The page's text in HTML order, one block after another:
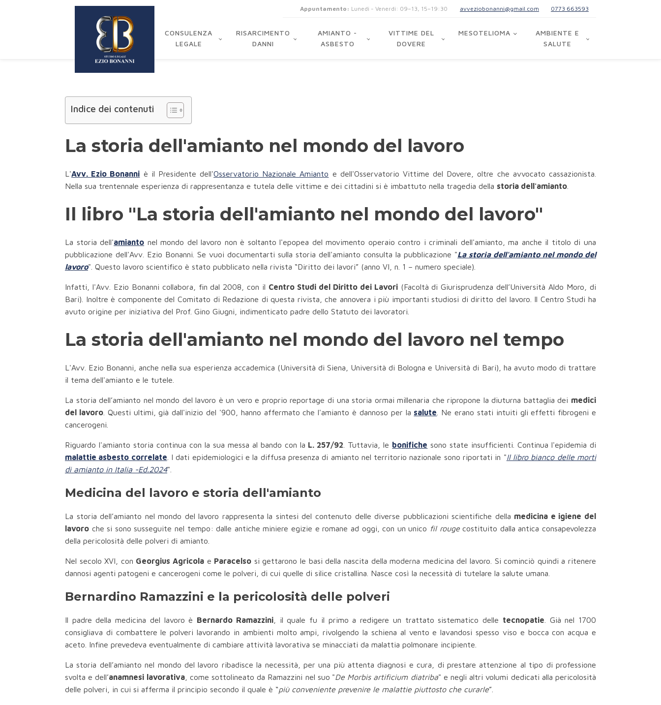
Appuntamento: Lunedi - Venerdi: 09–13, 15–19:30 avveziobonanni@gmail.com 0773 663593
CONSULENZA
LEGALE
RISARCIMENTO
DANNI
AMIANTO -
ASBESTO
VITTIME DEL
DOVERE
MESOTELIOMA
AMBIENTE E
SALUTE
Indice dei contenuti
La storia dell'amianto nel mondo del lavoro
L'Avv. Ezio Bonanni è il Presidente dell'Osservatorio Nazionale Amianto e dell'Osservatorio Vittime del Dovere, oltre che avvocato cassazionista.
Nella sua trentennale esperienza di rappresentanza e tutela delle vittime e dei cittadini si è imbattuto nella tragedia della storia dell'amianto
Il libro "La storia dell'amianto nel mondo del lavoro"
La storia dell'amianto nel mondo del lavoro non è soltanto l'epopea del movimento operaio contro i criminali dell'amianto, ma anche il titolo di una
pubblicazione dell'Avv. Ezio Bonanni. Se vuoi documentarti sulla storia dell'amianto consulta la pubblicazione "La storia dell'amianto nel mondo del
lavoro". Questo lavoro scientifico è stato pubblicato nella rivista “Diritto dei lavori” (anno VI, n. 1 – numero speciale).
Infatti, l'Avv. Ezio Bonanni collabora, fin dal 2008, con il Centro Studi del Diritto dei Lavori(Facoltà di Giurisprudenza dell’Università Aldo Moro, di
Bari). Inoltre è componente del Comitato di Redazione di questa rivista, che annovera i più importanti studiosi di diritto del lavoro. Il Centro Studi ha
avuto origine per iniziativa del Prof. Gino Giugni, indimenticato padre dello Statuto dei lavoratori.
La storia dell'amianto nel mondo del lavoro nel tempo
L'Avv. Ezio Bonanni, anche nella sua esperienza accademica (Università di Siena, Università di Bologna e Università di Bari), ha avuto modo di trattare
il tema dell'amianto e le tutele.
La storia dell’amianto nel mondo del lavoro è un vero e proprio reportage di una storia ormai millenaria che ripropone la diuturna battaglia dei medici
del lavoro. Questi ultimi, già dall'inizio del '900, hanno affermato che l'amianto è dannoso per la salute . Ne erano stati intuiti gli effetti fibrogeni e
cancerogeni.
Riguardo l'amianto storia continua con la sua messa al bando con la L. 257/92 . Tuttavia, le bonifiche sono state insufficienti. Continua l'epidemia di
malattie asbesto correlate . I dati epidemiologici e la diffusa presenza di amianto nel territorio nazionale sono riportati in "Il libro bianco delle morti
di amianto in Italia -Ed.2024".
Medicina del lavoro e storia dell'amianto
La storia dell’amianto nel mondo del lavoro rappresenta la sintesi del contenuto delle diverse pubblicazioni scientifiche della medicina e igiene del
lavoro che si sono susseguite nel tempo: dalle antiche miniere egizie e romane ad oggi, con un unico fil rougecostituito dalla antica consapevolezza
della pericolosità delle polveri di amianto.
Nel secolo XVI, con Georgius Agricola e Paracelso si gettarono le basi della nascita della moderna medicina del lavoro. Si cominciò quindi a ritenere
dannosi agenti patogeni e cancerogeni come le polveri, di cui quelle di silice cristallina. Nasce così la necessità di tutelare la salute umana.
Bernardino Ramazzini e la pericolosità delle polveri
Il padre della medicina del lavoro è Bernardo Ramazzini, il quale fu il primo a redigere un trattato sistematico delle tecnopatie . Già nel 1700
consigliava di combattere le polveri lavorando in ambienti molto ampi, rivolgendo la schiena al vento e lavandosi spesso viso e bocca con acqua e
aceto. Infine prevedeva eventualmente di cambiare attività lavorativa se minacciati da malattia polmonare incipiente.
La storia dell’amianto nel mondo del lavoro ribadisce la necessità, per una più attenta diagnosi e cura, di prestare attenzione al tipo di professione
svolta e dell’anamnesi lavorativa, come sottolineato da Ramazzini nel suo "De Morbis artificium diatriba" e negli altri volumi dedicati alla pericolosità
delle polveri, in cui si afferma il principio secondo il quale è “più conveniente prevenire le malattie piuttosto che curarle”.